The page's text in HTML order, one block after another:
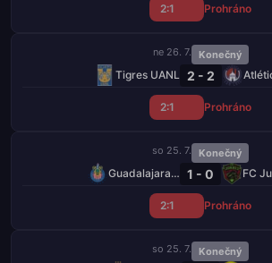
2:1 Prohráno
ne 26. 7. Konečný
Tigres UANL 2 - 2
2:1 Prohráno
so 25. 7. Konečný
Guadalajara Chivas 1 - 0 FC
2:1 Prohráno
so 25. 7. Konečný